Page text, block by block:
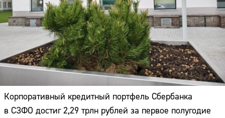
Корпоративный кредитный портфель Сбербанка
в СЗФО достиг 2,29 трлн рублей за первое полугодие